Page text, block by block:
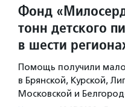
Фонд
тонн детского
в шести
Помощь получили
в Брянской, Курской,
Московской и